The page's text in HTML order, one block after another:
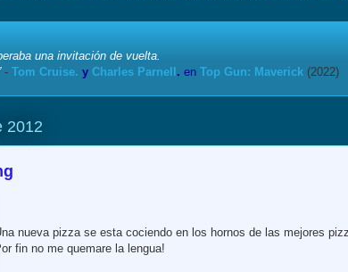
una invitación de vuelta.
- Tom Cruise. y Charles Parnell . en Top Gun: Maverick (2022)
2012
nueva pizza se esta cociendo en los hornos de las mejores
fin no me quemare la lengua!